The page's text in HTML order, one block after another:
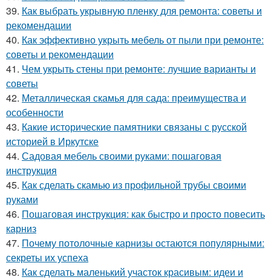
39. Как выбрать укрывную пленку для ремонта: советы и
рекомендации
40. Как эффективно укрыть мебель от пыли при ремонте:
советы и рекомендации
41. Чем укрыть стены при ремонте: лучшие варианты и
советы
42. Металлическая скамья для сада: преимущества и
особенности
43. Какие исторические памятники связаны с русской
историей в Иркутске
44. Садовая мебель своими руками: пошаговая
инструкция
45. Как сделать скамью из профильной трубы своими
руками
46. Пошаговая инструкция: как быстро и просто повесить
карниз
47. Почему потолочные карнизы остаются популярными:
секреты их успеха
48. Как сделать маленький участок красивым: идеи и